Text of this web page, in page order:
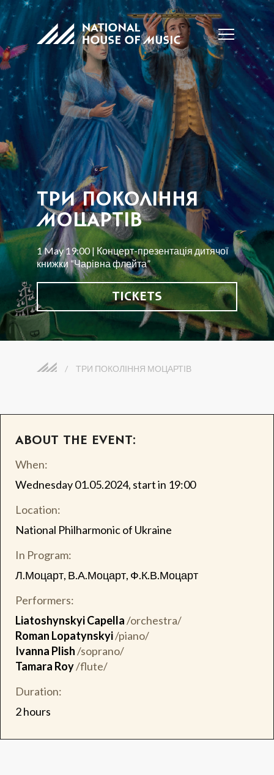
ТРИ ПОКОЛІННЯ
МОЦАРТІВ
1 May 19:00 | Концерт-презентація дитячої
книжки “Чарівна флейта”
TICKETS
/ ТРИ ПОКОЛІННЯ МОЦАРТІВ
ABOUT THE EVENT:
When:
Wednesday 01.05.2024, start in 19:00
Location:
National Philharmonic of Ukraine
In Program:
Л.Моцарт, В.А.Моцарт, Ф.К.В.Моцарт
Performers:
Liatoshynskyi Capella/orchestra/
Roman Lopatynskyi/piano/
Ivanna Plish/soprano/
Tamara Roy/flute/
Duration:
2 hours